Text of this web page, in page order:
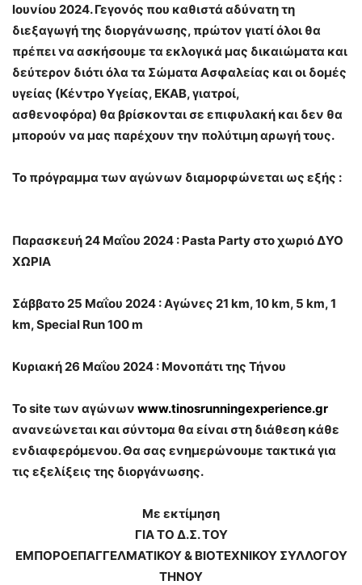
Ιουνίου 2024. Γεγονός που καθιστά αδύνατη τη
διεξαγωγή της διοργάνωσης, πρώτον γιατί όλοι θα
πρέπει να ασκήσουμε τα εκλογικά μας δικαιώματα και
δεύτερον διότι όλα τα Σώματα Ασφαλείας και οι δομές
υγείας (Κέντρο Υγείας, ΕΚΑΒ, γιατροί,
ασθενοφόρα) θα βρίσκονται σε επιφυλακή και δεν θα
μπορούν να μας παρέχουν την πολύτιμη αρωγή τους.
Το πρόγραμμα των αγώνων διαμορφώνεται ως εξής :
Παρασκευή 24 Μαΐου 2024 : Pasta Party στο χωριό ΔΥΟ
ΧΩΡΙΑ
Σάββατο 25 Μαΐου 2024 : Αγώνες 21 km, 10 km, 5 km, 1
km, Special Run 100 m
Κυριακή 26 Μαΐου 2024 : Μονοπάτι της Τήνου
Το site των αγώνων www.tinosrunningexperience.gr
ανανεώνεται και σύντομα θα είναι στη διάθεση κάθε
ενδιαφερόμενου. Θα σας ενημερώνουμε τακτικά για
τις εξελίξεις της διοργάνωσης.
Με εκτίμηση
ΓΙΑ ΤΟ Δ.Σ. ΤΟΥ
ΕΜΠΟΡΟΕΠΑΓΓΕΛΜΑΤΙΚΟΥ & ΒΙΟΤΕΧΝΙΚΟΥ ΣΥΛΛΟΓΟΥ
ΤΗΝΟΥ